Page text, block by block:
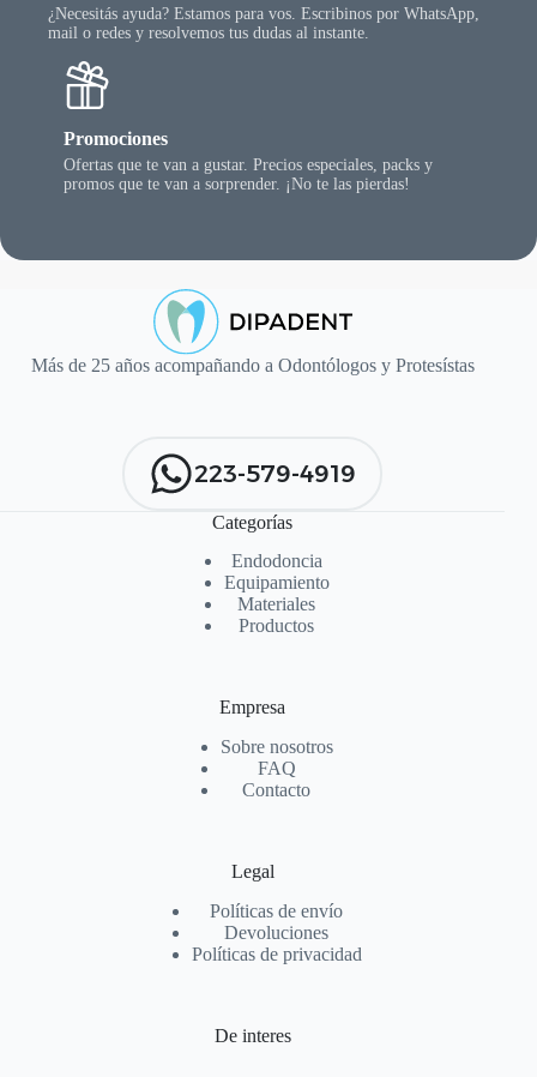
¿Necesitás ayuda? Estamos para vos. Escribinos por WhatsApp,
mail o redes y resolvemos tus dudas al instante.
Promociones
Ofertas que te van a gustar. Precios especiales, packs y
promos que te van a sorprender. ¡No te las pierdas!
Más de 25 años acompañando a Odontólogos y Protesístas
223-579-4919
Categorías
Endodoncia
Equipamiento
Materiales
Productos
Empresa
Sobre nosotros
FAQ
Contacto
Legal
Políticas de envío
Devoluciones
Políticas de privacidad
De interes